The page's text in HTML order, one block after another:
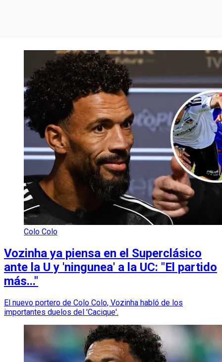
Colo Colo
Vozinha ya piensa en el Superclásico
ante la U y 'ningunea' a la UC: "El partido
más..."
El nuevo portero de Colo Colo, Vozinha habló de los
importantes duelos del 'Cacique'.